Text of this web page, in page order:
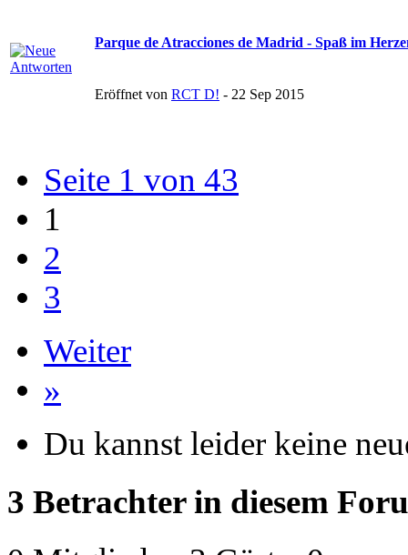
Parque de Atracciones de Madrid - Spaß im
Eröffnet von RCT D! - 22 Sep 2015
Seite 1 von 43
1
2
3
Weiter
»
Du kannst leider keine
3 Betrachter in diesem